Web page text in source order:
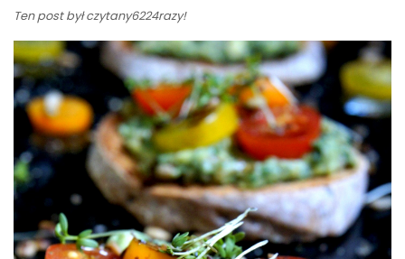
Ten post był czytany6224razy!